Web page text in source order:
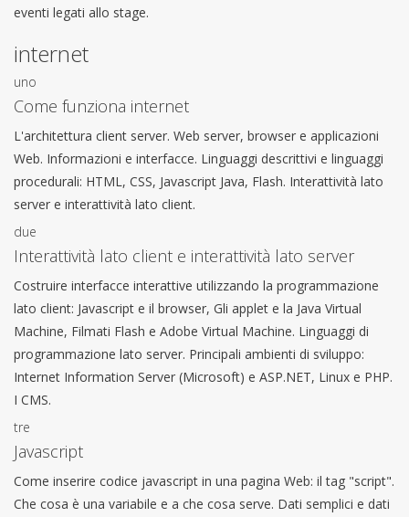
eventi legati allo stage.
internet
uno
Come funziona internet
L'architettura client server. Web server, browser e applicazioni
Web. Informazioni e interfacce. Linguaggi descrittivi e linguaggi
procedurali: HTML, CSS, Javascript Java, Flash. Interattività lato
server e interattività lato client.
due
Interattività lato client e interattività lato server
Costruire interfacce interattive utilizzando la programmazione
lato client: Javascript e il browser, Gli applet e la Java Virtual
Machine, Filmati Flash e Adobe Virtual Machine. Linguaggi di
programmazione lato server. Principali ambienti di sviluppo:
Internet Information Server (Microsoft) e ASP.NET, Linux e PHP.
I CMS.
tre
Javascript
Come inserire codice javascript in una pagina Web: il tag "script".
Che cosa è una variabile e a che cosa serve. Dati semplici e dati